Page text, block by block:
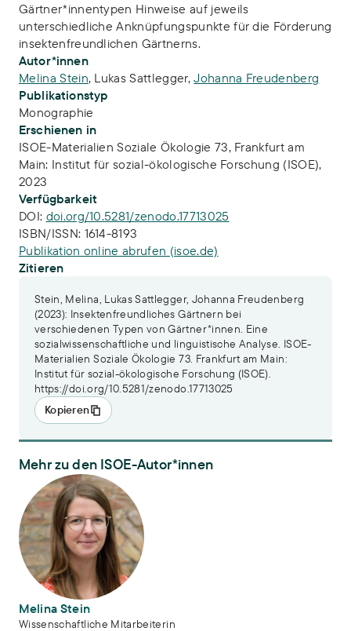
Gärtner*innentypen Hinweise auf jeweils
unterschiedliche Anknüpfungspunkte für die Förderung
insektenfreundlichen Gärtnerns.
Autor*innen
Melina Stein, Lukas Sattlegger,Johanna Freudenberg
Publikationstyp
Monographie
Erschienen in
ISOE-Materialien Soziale Ökologie 73, Frankfurt am
Main: Institut für sozial-ökologische Forschung (ISOE),
2023
Verfügbarkeit
DOI: doi.org/10.5281/zenodo.17713025
ISBN/ISSN: 1614-8193
Publikation online abrufen (isoe.de)
Zitieren
Stein, Melina, Lukas Sattlegger, Johanna Freudenberg
(2023): Insektenfreundliches Gärtnern bei
verschiedenen Typen von Gärtner*innen. Eine
sozialwissenschaftliche und linguistische Analyse. ISOE-
Materialien Soziale Ökologie 73. Frankfurt am Main:
Institut für sozial-ökologische Forschung (ISOE).
https://doi.org/10.5281/zenodo.17713025
Kopieren
Mehr zu den ISOE-Autor*innen
Melina Stein
Melina Stein
Wissenschaftliche Mitarbeiterin